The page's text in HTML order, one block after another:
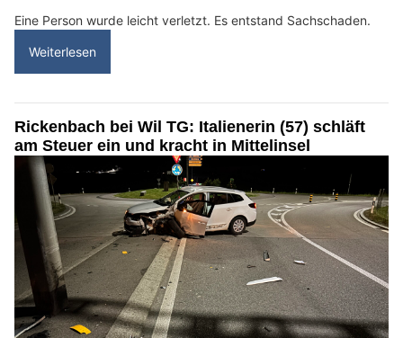
Eine Person wurde leicht verletzt. Es entstand Sachschaden.
Weiterlesen
Rickenbach bei Wil TG: Italienerin (57) schläft
am Steuer ein und kracht in Mittelinsel